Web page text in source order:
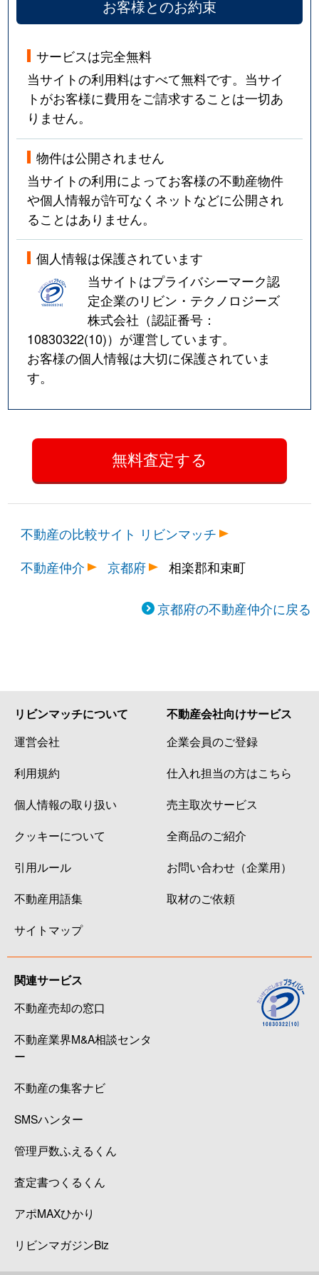
お客様とのお約束
サービスは完全無料
当サイトの利用料はすべて無料です。当サイ
トがお客様に費用をご請求することは一切あ
りません。
物件は公開されません
当サイトの利用によってお客様の不動産物件
や個人情報が許可なくネットなどに公開され
ることはありません。
個人情報は保護されています
当サイトはプライバシーマーク認
定企業のリビン・テクノロジーズ
株式会社（認証番号：
10830322(10)）が運営しています。
お客様の個人情報は大切に保護されていま
す。
不動産の比較サイト リビンマッチ
不動産仲介
京都府 相楽郡和束町
京都府の不動産仲介に戻る
リビンマッチについて
運営会社
利用規約
個人情報の取り扱い
クッキーについて
引用ルール
不動産用語集
サイトマップ
不動産会社向けサービス
企業会員のご登録
仕入れ担当の方はこちら
売主取次サービス
全商品のご紹介
お問い合わせ（企業用）
取材のご依頼
関連サービス
不動産売却の窓口
不動産業界M&A相談センタ
ー
不動産の集客ナビ
SMSハンター
管理戸数ふえるくん
査定書つくるくん
アポMAXひかり
リビンマガジンBiz